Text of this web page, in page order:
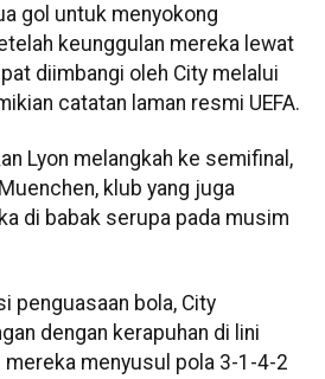
gol untuk menyokong
keunggulan mereka lewat
diimbangi oleh City melalui
catatan laman resmi UEFA.
Lyon melangkah ke semifinal,
klub yang juga
di babak serupa pada musim
penguasaan bola, City
dengan kerapuhan di lini
mereka menyusul pola 3-1-4-2